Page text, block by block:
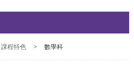
課程特色 > 數學科